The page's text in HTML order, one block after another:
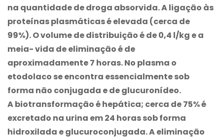
na quantidade de droga absorvida. A ligação às
proteínas plasmáticas é elevada (cerca de
99%). O volume de distribuição é de 0,4 l/kg e a
meia- vida de eliminação é de
aproximadamente 7 horas. No plasma o
etodolaco se encontra essencialmente sob
forma não conjugada e de glucuronídeo.
A biotransformação é hepática; cerca de 75% é
excretado na urina em 24 horas sob forma
hidroxilada e glucuroconjugada. A eliminação